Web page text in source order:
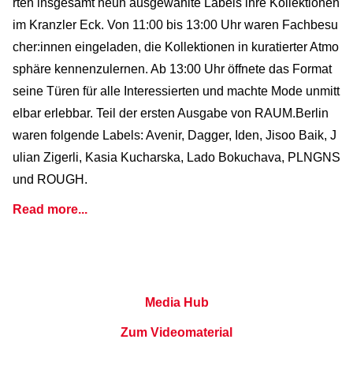
im Kranzler Eck. Von 11:00 bis 13:00 Uhr waren Fachbesu
cher:innen eingeladen, die Kollektionen in kuratierter Atmo
sphäre kennenzulernen. Ab 13:00 Uhr öffnete das Format
seine Türen für alle Interessierten und machte Mode unmitt
elbar erlebbar. Teil der ersten Ausgabe von RAUM.Berlin
waren folgende Labels: Avenir, Dagger, Iden, Jisoo Baik, J
ulian Zigerli, Kasia Kucharska, Lado Bokuchava, PLNGNS
und ROUGH.
Read more...
Media Hub
Zum Videomaterial